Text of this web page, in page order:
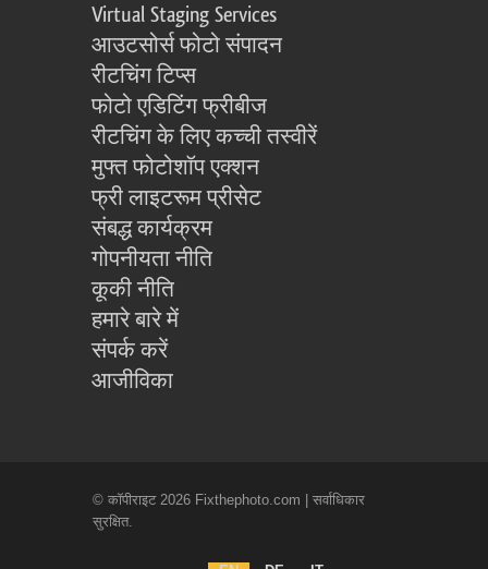
Virtual Staging Services
आउटसोर्स फोटो संपादन
रीटचिंग टिप्स
फोटो एडिटिंग फ्रीबीज
रीटचिंग के लिए कच्ची तस्वीरें
मुफ्त फोटोशॉप एक्शन
फ्री लाइटरूम प्रीसेट
संबद्ध कार्यक्रम
गोपनीयता नीति
कूकी नीति
हमारे बारे में
संपर्क करें
आजीविका
© कॉपीराइट 2026 Fixthephoto.com | सर्वाधिकार
सुरक्षित.